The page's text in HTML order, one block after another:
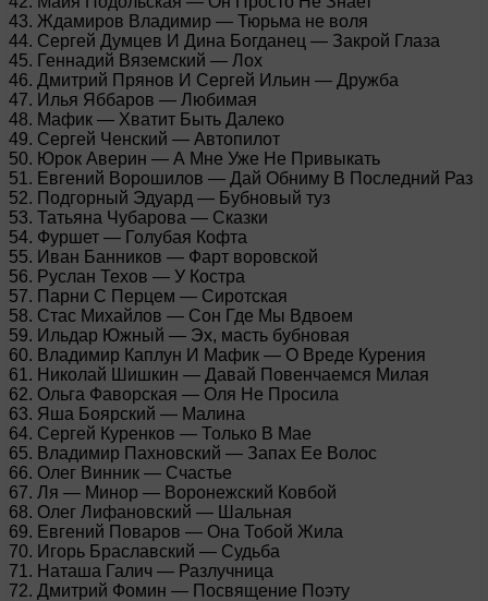
43. Ждамиров Владимир — Тюрьма не воля
44. Сергей Думцев И Дина Богданец — Закрой Глаза
45. Геннадий Вяземский — Лох
46. Дмитрий Прянов И Сергей Ильин — Дружба
47. Илья Яббаров — Любимая
48. Мафик — Хватит Быть Далеко
49. Сергей Ченский — Автопилот
50. Юрок Аверин — А Мне Уже Не Привыкать
51. Евгений Ворошилов — Дай Обниму В Последний Раз
52. Подгорный Эдуард — Бубновый туз
53. Татьяна Чубарова — Сказки
54. Фуршет — Голубая Кофта
55. Иван Банников — Фарт воровской
56. Руслан Техов — У Костра
57. Парни С Перцем — Сиротская
58. Стас Михайлов — Сон Где Мы Вдвоем
59. Ильдар Южный — Эх, масть бубновая
60. Владимир Каплун И Мафик — О Вреде Курения
61. Николай Шишкин — Давай Повенчаемся Милая
62. Ольга Фаворская — Оля Не Просила
63. Яша Боярский — Малина
64. Сергей Куренков — Только В Мае
65. Владимир Пахновский — Запах Ее Волос
66. Олег Винник — Счастье
67. Ля — Минор — Воронежский Ковбой
68. Олег Лифановский — Шальная
69. Евгений Поваров — Она Тобой Жила
70. Игорь Браславский — Судьба
71. Наташа Галич — Разлучница
72. Дмитрий Фомин — Посвящение Поэту